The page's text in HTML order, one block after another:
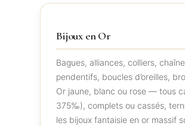
Bijoux en Or
Bagues, alliances, colliers,
pendentifs, boucles d’oreilles,
Or jaune, blanc ou rose — tous
375‰), complets ou cassés,
les bijoux fantaisie en or massif